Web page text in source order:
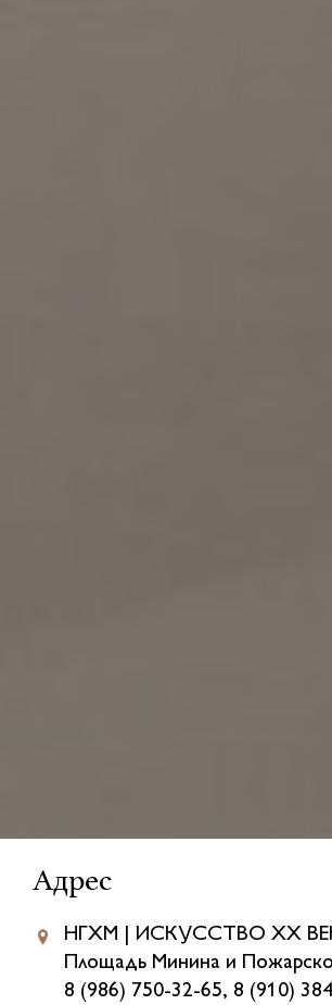
Адрес
НГХМ | ИСКУССТВО XX
Площадь Минина и
8 (986) 750-32-65, 8 (910)